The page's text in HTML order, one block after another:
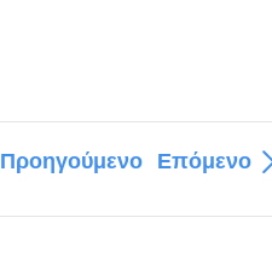
Προηγούμενο Επόμενο